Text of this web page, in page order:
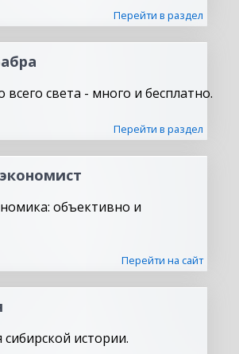
Перейти в раздел
света - много и бесплатно.
Перейти в раздел
объективно и
Перейти на сайт
истории.